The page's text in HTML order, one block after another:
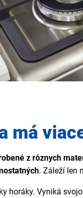
má
z rôznych
. Záleží len
horáky. Vyniká